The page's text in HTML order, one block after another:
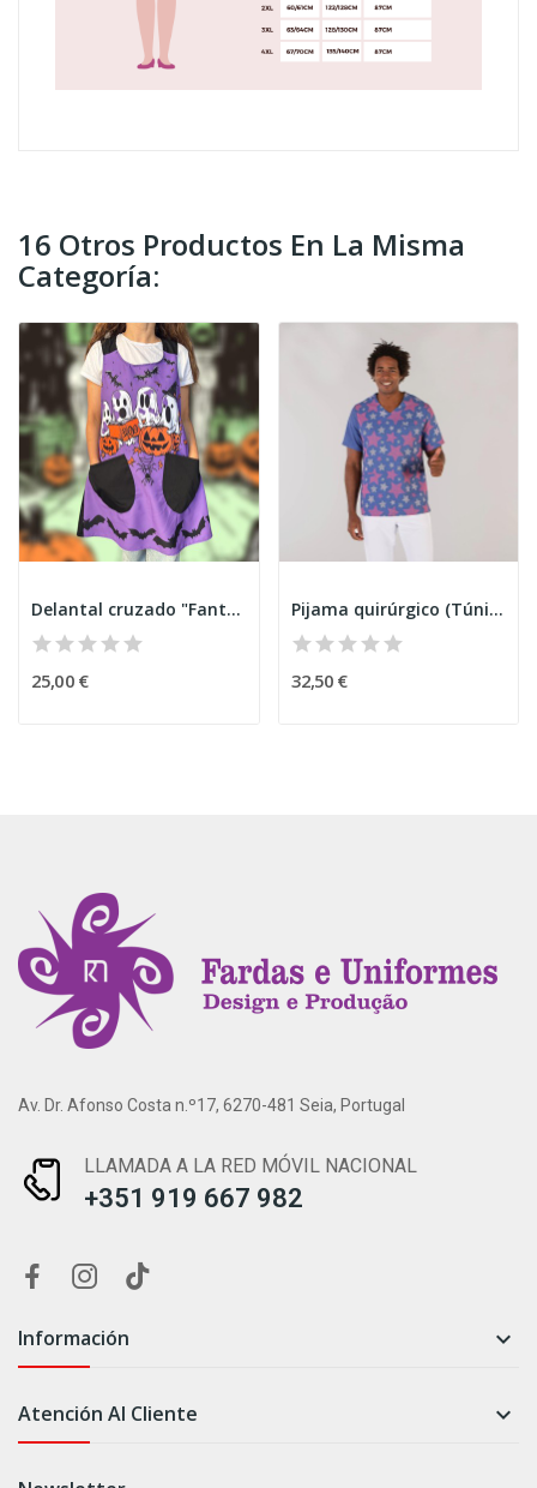
16 Otros Productos En La Misma
Categoría:
Delantal cruzado "Fantasma BOO" Halloween
25,00 €
Pijama quirúrgico (Túnica) Estrella
32,50 €
Av. Dr. Afonso Costa n.º17, 6270-481 Seia, Portugal
LLAMADA A LA RED MÓVIL NACIONAL
+351 919 667 982
Información 
Atención Al Cliente 